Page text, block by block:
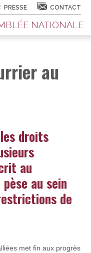
NATIONALE
PRESSE CONTACT
au
droits
au
au sein
de
met fin aux progrès